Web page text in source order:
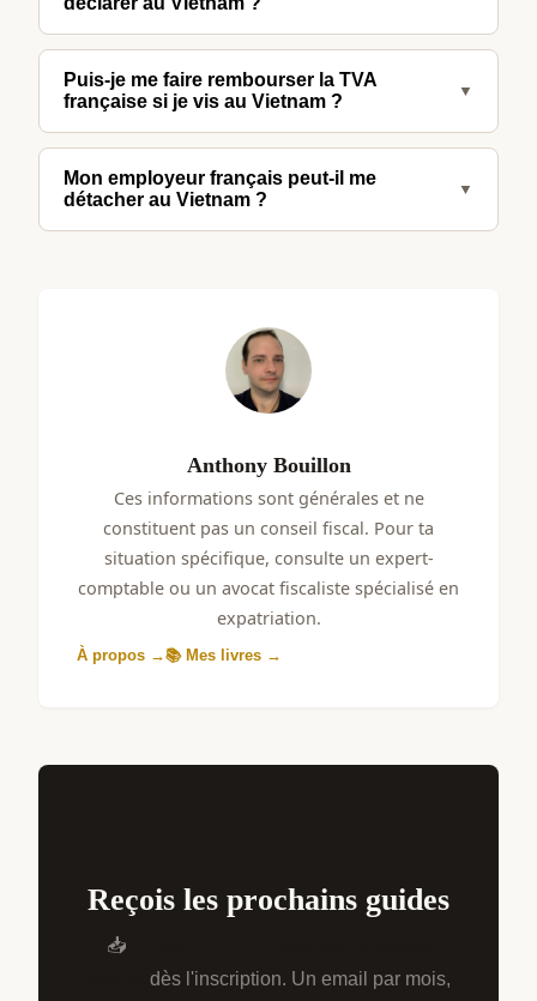
Non. L'obligation de déclarer les comptes étrangers
existe en France (pour les non-résidents qui
perçoivent des revenus français) — pas au
Vietnam. Le Vietnam n'a pas d'obligation déclarative
similaire pour les comptes étrangers des résidents.
Puis-je me faire rembourser la TVA
française si je vis au Vietnam ?
▼
Non, la TVA n'est pas remboursable dans ce cas. Le
remboursement de TVA s'applique aux achats lors
de passages en France par des non-résidents qui
Mon employeur français peut-il me
détacher au Vietnam ?
▼
sous certaines conditions. Le salarié détaché reste
soumis au droit du travail français et à la sécurité
sociale française (dans la limite des accords
Anthony Bouillon
Ces informations sont générales et ne
constituent pas un conseil fiscal. Pour ta
situation spécifique, consulte un expert-
comptable ou un avocat fiscaliste spécialisé en
expatriation.
À propos →📚 Mes livres →
Reçois les prochains guides
📥
dès l'inscription. Un email par mois,